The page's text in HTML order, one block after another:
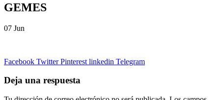
GEMES
07 Jun
Facebook Twitter Pinterest linkedin Telegram
Deja una respuesta